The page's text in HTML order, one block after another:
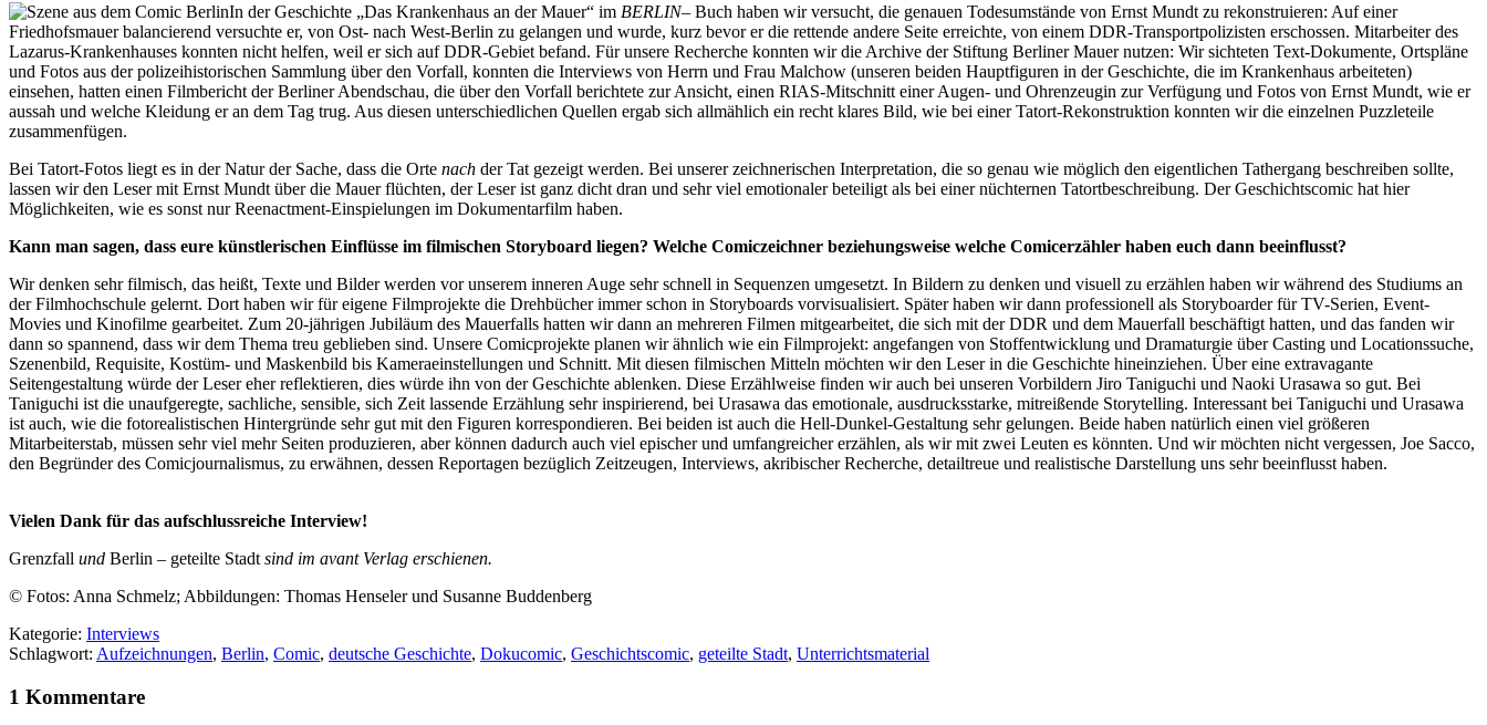
In der Geschichte „Das Krankenhaus an der Mauer“ im BERLIN– Buch haben wir versucht, die genauen Todesumstände von Ernst Mundt zu rekonstruieren: Auf einer
Friedhofsmauer balancierend versuchte er, von Ost- nach West-Berlin zu gelangen und wurde, kurz bevor er die rettende andere Seite erreichte, von einem DDR-Transportpolizisten erschossen. Mitarbeiter des
Lazarus-Krankenhauses konnten nicht helfen, weil er sich auf DDR-Gebiet befand. Für unsere Recherche konnten wir die Archive der Stiftung Berliner Mauer nutzen: Wir sichteten Text-Dokumente, Ortspläne
und Fotos aus der polizeihistorischen Sammlung über den Vorfall, konnten die Interviews von Herrn und Frau Malchow (unseren beiden Hauptfiguren in der Geschichte, die im Krankenhaus arbeiteten)
einsehen, hatten einen Filmbericht der Berliner Abendschau, die über den Vorfall berichtete zur Ansicht, einen RIAS-Mitschnitt einer Augen- und Ohrenzeugin zur Verfügung und Fotos von Ernst Mundt, wie er
aussah und welche Kleidung er an dem Tag trug. Aus diesen unterschiedlichen Quellen ergab sich allmählich ein recht klares Bild, wie bei einer Tatort-Rekonstruktion konnten wir die einzelnen Puzzleteile
zusammenfügen.
Bei Tatort-Fotos liegt es in der Natur der Sache, dass die Orte nach der Tat gezeigt werden. Bei unserer zeichnerischen Interpretation, die so genau wie möglich den eigentlichen Tathergang beschreiben sollte,
lassen wir den Leser mit Ernst Mundt über die Mauer flüchten, der Leser ist ganz dicht dran und sehr viel emotionaler beteiligt als bei einer nüchternen Tatortbeschreibung. Der Geschichtscomic hat hier
Möglichkeiten, wie es sonst nur Reenactment-Einspielungen im Dokumentarfilm haben.
Kann man sagen, dass eure künstlerischen Einflüsse im filmischen Storyboard liegen? Welche Comiczeichner beziehungsweise welche Comicerzähler haben euch dann beeinflusst?
Wir denken sehr filmisch, das heißt, Texte und Bilder werden vor unserem inneren Auge sehr schnell in Sequenzen umgesetzt. In Bildern zu denken und visuell zu erzählen haben wir während des Studiums an
der Filmhochschule gelernt. Dort haben wir für eigene Filmprojekte die Drehbücher immer schon in Storyboards vorvisualisiert. Später haben wir dann professionell als Storyboarder für TV-Serien, Event-
Movies und Kinofilme gearbeitet. Zum 20-jährigen Jubiläum des Mauerfalls hatten wir dann an mehreren Filmen mitgearbeitet, die sich mit der DDR und dem Mauerfall beschäftigt hatten, und das fanden wir
dann so spannend, dass wir dem Thema treu geblieben sind. Unsere Comicprojekte planen wir ähnlich wie ein Filmprojekt: angefangen von Stoffentwicklung und Dramaturgie über Casting und Locationssuche,
Szenenbild, Requisite, Kostüm- und Maskenbild bis Kameraeinstellungen und Schnitt. Mit diesen filmischen Mitteln möchten wir den Leser in die Geschichte hineinziehen. Über eine extravagante
Seitengestaltung würde der Leser eher reflektieren, dies würde ihn von der Geschichte ablenken. Diese Erzählweise finden wir auch bei unseren Vorbildern Jiro Taniguchi und Naoki Urasawa so gut. Bei
Taniguchi ist die unaufgeregte, sachliche, sensible, sich Zeit lassende Erzählung sehr inspirierend, bei Urasawa das emotionale, ausdrucksstarke, mitreißende Storytelling. Interessant bei Taniguchi und Urasawa
ist auch, wie die fotorealistischen Hintergründe sehr gut mit den Figuren korrespondieren. Bei beiden ist auch die Hell-Dunkel-Gestaltung sehr gelungen. Beide haben natürlich einen viel größeren
Mitarbeiterstab, müssen sehr viel mehr Seiten produzieren, aber können dadurch auch viel epischer und umfangreicher erzählen, als wir mit zwei Leuten es könnten. Und wir möchten nicht vergessen, Joe Sacco,
den Begründer des Comicjournalismus, zu erwähnen, dessen Reportagen bezüglich Zeitzeugen, Interviews, akribischer Recherche, detailtreue und realistische Darstellung uns sehr beeinflusst haben.
Vielen Dank für das aufschlussreiche Interview!
Grenzfall und Berlin – geteilte Stadt sind im avant Verlag erschienen.
© Fotos: Anna Schmelz; Abbildungen: Thomas Henseler und Susanne Buddenberg
Kategorie: Interviews
Schlagwort: Aufzeichnungen, Berlin, Comic, deutsche Geschichte, Dokucomic, Geschichtscomic, geteilte Stadt, Unterrichtsmaterial
1 Kommentare